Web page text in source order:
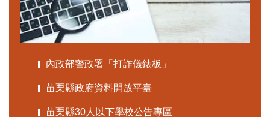
內政部警政署「打詐儀錶板」
苗栗縣政府資料開放平臺
苗栗縣30人以下學校公告專區